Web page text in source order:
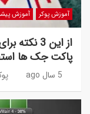
آموزش پوکر آموزش
از این 3
پاکت جک ها
5 سال ago